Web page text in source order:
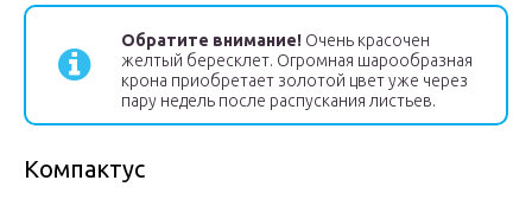
Обратите внимание! Очень красочен
желтый бересклет. Огромная шарообразная
крона приобретает золотой цвет уже через
пару недель после распускания листьев.
Компактус